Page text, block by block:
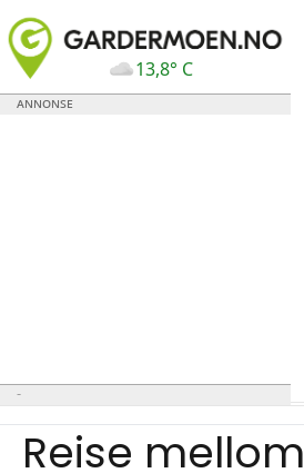
13,8° C
Reise mellom